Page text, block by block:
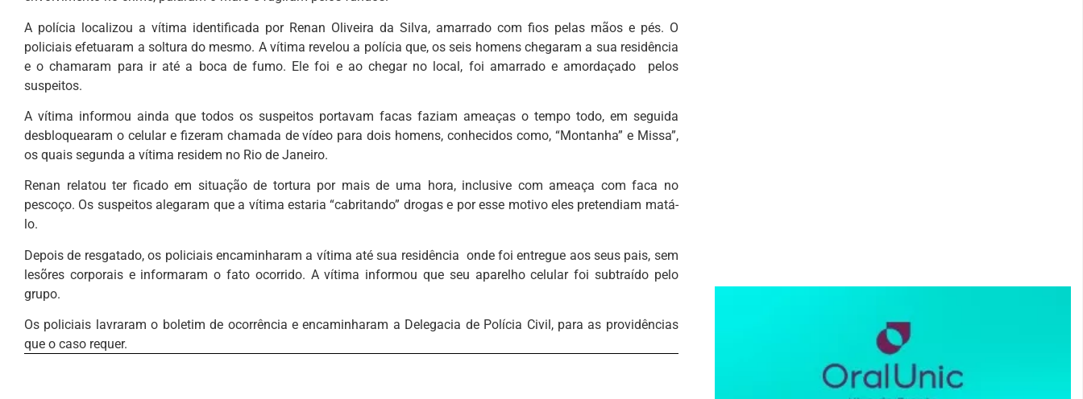
A polícia localizou a vítima identificada por Renan Oliveira da Silva, amarrado com fios pelas mãos e pés. O
policiais efetuaram a soltura do mesmo. A vítima revelou a polícia que, os seis homens chegaram a sua residência
e o chamaram para ir até a boca de fumo. Ele foi e ao chegar no local, foi amarrado e amordaçado pelos
suspeitos.
A vítima informou ainda que todos os suspeitos portavam facas faziam ameaças o tempo todo, em seguida
desbloquearam o celular e fizeram chamada de vídeo para dois homens, conhecidos como, “Montanha” e Missa”,
os quais segunda a vítima residem no Rio de Janeiro.
Renan relatou ter ficado em situação de tortura por mais de uma hora, inclusive com ameaça com faca no
pescoço. Os suspeitos alegaram que a vítima estaria “cabritando” drogas e por esse motivo eles pretendiam matá-
lo.
Depois de resgatado, os policiais encaminharam a vítima até sua residência onde foi entregue aos seus pais, sem
lesõres corporais e informaram o fato ocorrido. A vítima informou que seu aparelho celular foi subtraído pelo
grupo.
Os policiais lavraram o boletim de ocorrência e encaminharam a Delegacia de Polícia Civil, para as providências
que o caso requer.